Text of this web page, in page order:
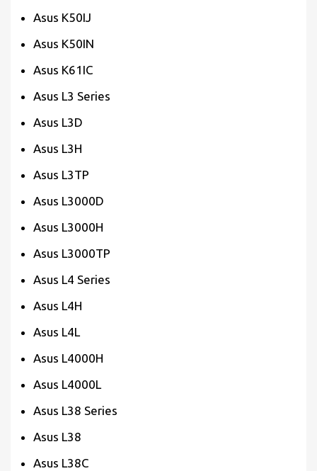
Asus K50IJ
Asus K50IN
Asus K61IC
Asus L3 Series
Asus L3D
Asus L3H
Asus L3TP
Asus L3000D
Asus L3000H
Asus L3000TP
Asus L4 Series
Asus L4H
Asus L4L
Asus L4000H
Asus L4000L
Asus L38 Series
Asus L38
Asus L38C